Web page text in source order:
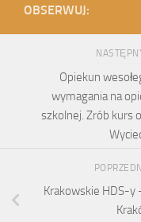
OBSERWUJ:
Opiekun
wymagania na
szkolnej. Zrób kurs
Krakowskie HDS-y